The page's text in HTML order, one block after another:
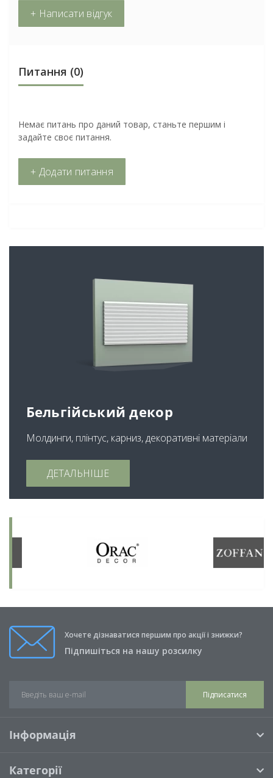
+ Написати відгук
Питання (0)
Немає питань про даний товар, станьте першим і
задайте своє питання.
+ Додати питання
Бельгійський декор
Молдинги, плінтус, карниз, декоративні матеріали
ДЕТАЛЬНІШЕ
Хочете дізнаватися першим про акції і знижки?
Підпишіться на нашу розсилку
Підписатися
Інформація
Категорії